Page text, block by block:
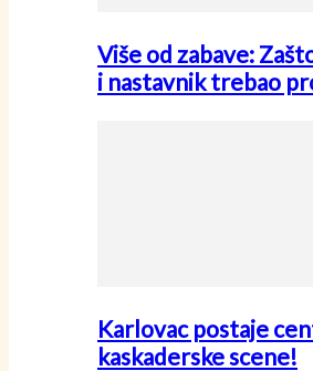
Više od zabave:
i nastavnik trebao
Karlovac postaje
kaskaderske scene!